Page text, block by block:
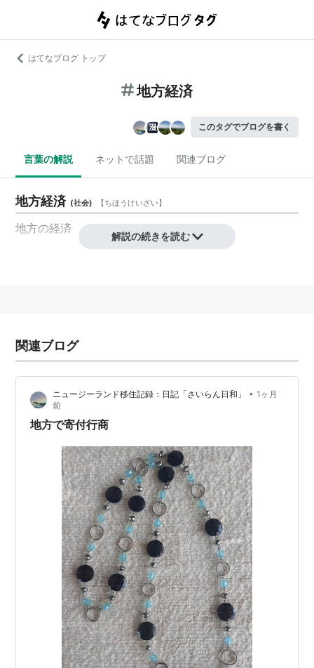
はてなブログ トップ
地方経済
このタグでブログを書く
言葉の解説 ネットで話題 関連ブログ
地方経済 (社会) 【ちほうけいざい】
地方の経済
解説の続きを読む
関連ブログ
ニュージーランド移住記録：日記「さいらん日和」 • 1ヶ月
前
地方で寄付行商